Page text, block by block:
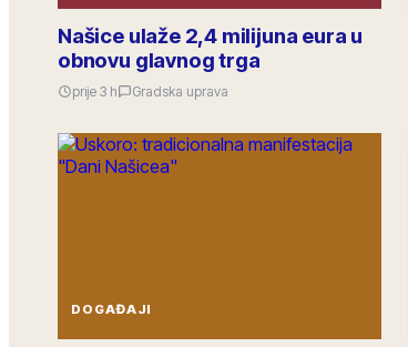
Našice ulaže 2,4 milijuna eura u
obnovu glavnog trga
prije 3 h Gradska uprava
DOGAĐAJI